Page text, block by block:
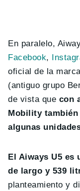
En paralelo,
Facebook,
oficial de la
(antiguo grupo
de vista que con
Mobility
algunas
El Aiways U5 es
de largo y 539
planteamiento y